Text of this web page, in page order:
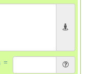
= ۱ بعلاوه ۱